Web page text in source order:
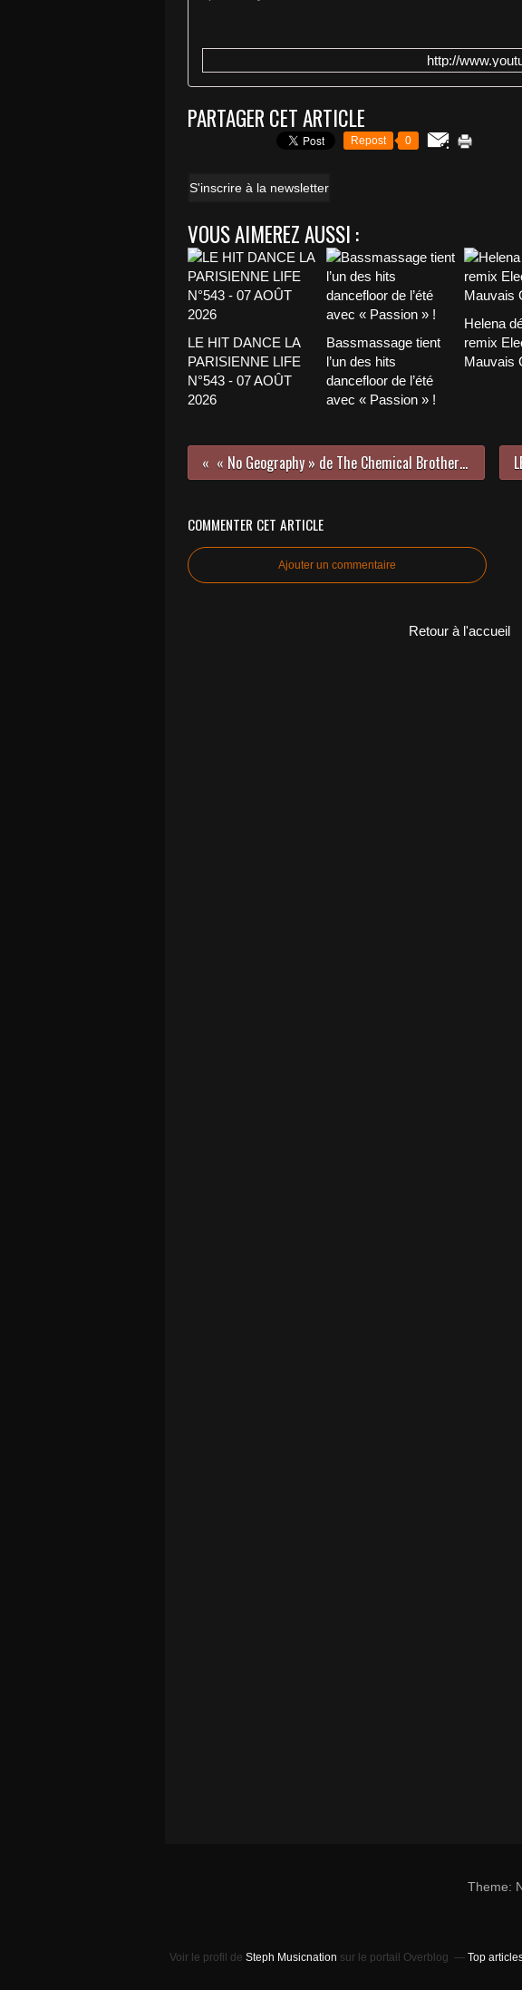
http://
PARTAGER CET ARTICLE
Repost 0
S'inscrire à la newsletter
VOUS AIMEREZ AUSSI :
LE HIT DANCE LA
PARISIENNE LIFE
N°543 - 07 AOÛT
2026
Bassmassage tient
l’un des hits
dancefloor de l’été
avec « Passion » !
Helena
remix
Mauvais
« No Geography » de The Chemical Brothers, c’est de la bombe !
COMMENTER CET ARTICLE
Ajouter un commentaire
Retour à l'accueil
Theme:
Voir le profil de Steph Musicnation sur le portail Overblog Top